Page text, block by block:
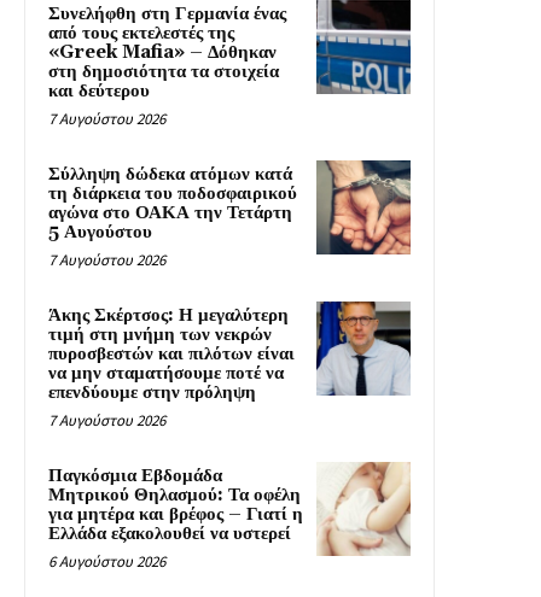
Συνελήφθη στη Γερμανία ένας
από τους εκτελεστές της
«Greek Mafia» – Δόθηκαν
στη δημοσιότητα τα στοιχεία
και δεύτερου
7 Αυγούστου 2026
Σύλληψη δώδεκα ατόμων κατά
τη διάρκεια του ποδοσφαιρικού
αγώνα στο ΟΑΚΑ την Τετάρτη
5 Αυγούστου
7 Αυγούστου 2026
Άκης Σκέρτσος: Η μεγαλύτερη
τιμή στη μνήμη των νεκρών
πυροσβεστών και πιλότων είναι
να μην σταματήσουμε ποτέ να
επενδύουμε στην πρόληψη
7 Αυγούστου 2026
Παγκόσμια Εβδομάδα
Μητρικού Θηλασμού: Τα οφέλη
για μητέρα και βρέφος – Γιατί η
Ελλάδα εξακολουθεί να υστερεί
6 Αυγούστου 2026